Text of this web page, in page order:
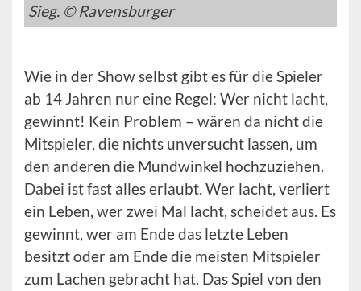
Sieg. © Ravensburger
Wie in der Show selbst gibt es für die Spieler
ab 14 Jahren nur eine Regel: Wer nicht lacht,
gewinnt! Kein Problem – wären da nicht die
Mitspieler, die nichts unversucht lassen, um
den anderen die Mundwinkel hochzuziehen.
Dabei ist fast alles erlaubt. Wer lacht, verliert
ein Leben, wer zwei Mal lacht, scheidet aus. Es
gewinnt, wer am Ende das letzte Leben
besitzt oder am Ende die meisten Mitspieler
zum Lachen gebracht hat. Das Spiel von den